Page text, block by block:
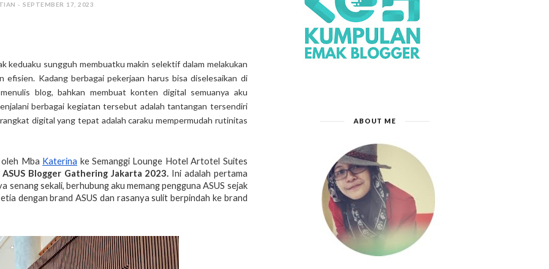
- SEPTEMBER 17, 2023
keduaku sungguh membuatku makin selektif dalam melakukan
Kadang berbagai pekerjaan harus bisa diselesaikan di
blog, bahkan membuat konten digital semuanya aku
berbagai kegiatan tersebut adalah tantangan tersendiri
digital yang tepat adalah caraku mempermudah rutinitas
Mba Katerina ke Semanggi Lounge Hotel Artotel Suites
ASUS Blogger Gathering Jakarta 2023. Ini adalah pertama
senang sekali, berhubung aku memang pengguna ASUS sejak
dengan brand ASUS dan rasanya sulit berpindah ke brand
ABOUT ME